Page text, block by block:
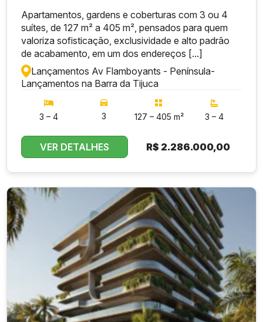
Apartamentos, gardens e coberturas com 3 ou 4
suítes, de 127 m² a 405 m², pensados para quem
valoriza sofisticação, exclusividade e alto padrão
de acabamento, em um dos endereços [...]
Lançamentos Av Flamboyants - Península-
Lançamentos na Barra da Tijuca
3 – 4 3 127 – 405 m² 3 – 4
VER DETALHES R$ 2.286.000,00